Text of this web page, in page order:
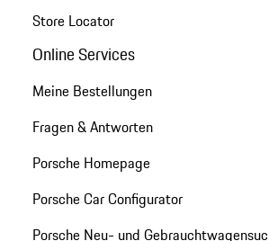
Store Locator
Online Services
Meine Bestellungen
Fragen & Antworten
Porsche Homepage
Porsche Car Configurator
Porsche Neu- und